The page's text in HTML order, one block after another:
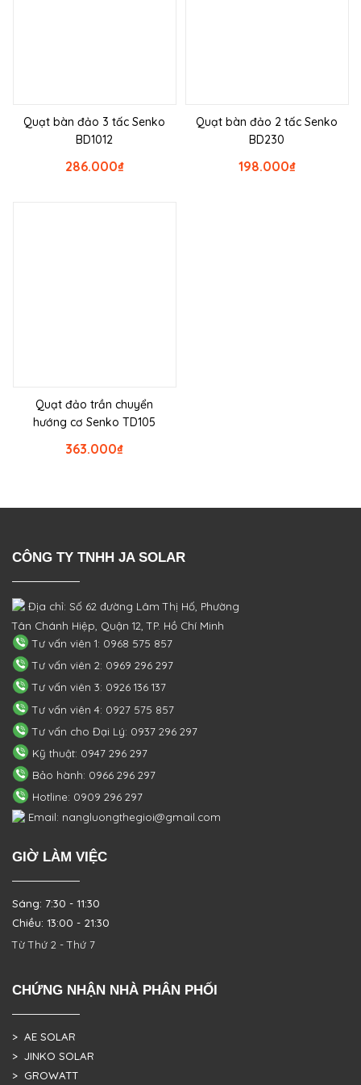
Quạt bàn đảo 3 tấc Senko
BD1012
₫
286.000
Quạt bàn đảo 2 tấc Senko
BD230
₫
198.000
Quạt đảo trần chuyển
hướng cơ Senko TD105
₫
363.000
CÔNG TY TNHH JA SOLAR
Địa chỉ: Số 62 đường Lâm Thị Hố, Phường
Tân Chánh Hiệp, Quận 12, TP. Hồ Chí Minh
Tư vấn viên 1: 0968 575 857
Tư vấn viên 2: 0969 296 297
Tư vấn viên 3: 0926 136 137
Tư vấn viên 4: 0927 575 857
Tư vấn cho Đại Lý: 0937 296 297
Kỹ thuật: 0947 296 297
Bảo hành: 0966 296 297
Hotline: 0909 296 297
Email: nangluongthegioi@gmail.com
GIỜ LÀM VIỆC
Sáng: 7:30 - 11:30
Chiều: 13:00 - 21:30
Từ Thứ 2 - Thứ 7
CHỨNG NHẬN NHÀ PHÂN PHỐI
> AE SOLAR
> JINKO SOLAR
> GROWATT